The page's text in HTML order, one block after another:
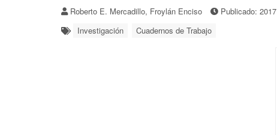
Roberto E. Mercadillo, Froylán Enciso Publicado: 2017
Investigación
Cuadernos de Trabajo